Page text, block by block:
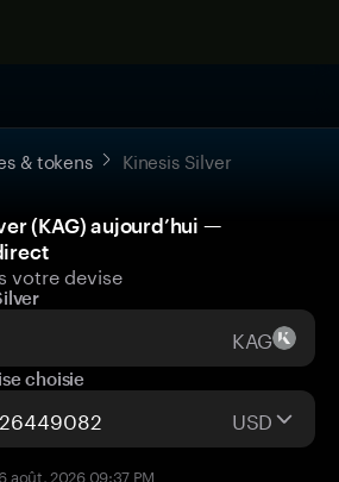
& tokens Kinesis Silver
(KAG) aujourd’hui —
votre devise
KAG
choisie
USD
août, 2026 09:37 PM